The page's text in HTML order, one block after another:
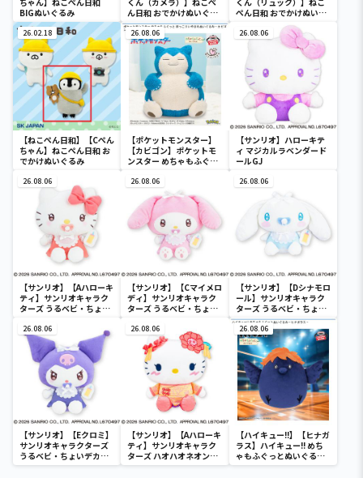
BIGぬいぐるみ
ん日和 おでかけぬいぐる
み
ぺん日和 おでかけぬいぐ
26.02.18
【ねこぺん日和】【Cぺん
ちゃん】ねこぺん日和 お
でかけぬいぐるみ
26.08.06
【ポケットモンスター】
【カビゴン】ポケットモ
ンスター めちゃもふぐっ
ぐるみ～カビゴン～
26.08.06
【サンリオ】ハローキテ
ィ マジカルラベンダード
ールGJ
26.08.06
【サンリオ】【Aハローキ
ティ】サンリオキャラク
ターズ うるベビ・ちょい
26.08.06
【サンリオ】【Cマイメロ
ディ】サンリオキャラク
ターズ うるベビ・ちょい
26.08.06
【サンリオ】【Dシナモロ
ール】サンリオキャラク
ターズ うるベビ・ちょい
デカドール
26.08.06
【サンリオ】【Eクロミ】
サンリオキャラクターズ
うるベビ・ちょいデカド
ール
26.08.06
【サンリオ】【Aハローキ
ティ】サンリオキャラク
ターズ ハオハオネオンタ
ウンドールBIGタイプ1
26.08.06
【ハイキュー!!】【ヒナガ
ラス】ハイキュー!! めち
ゃもふぐっとぬいぐるみ
～ヒナガラス～